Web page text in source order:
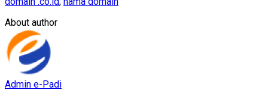
About author
Admin e-Padi